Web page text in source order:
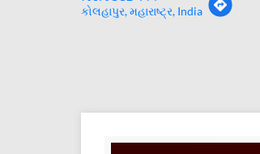
કોલહાપુર, મહારાષ્ટ્ર, India